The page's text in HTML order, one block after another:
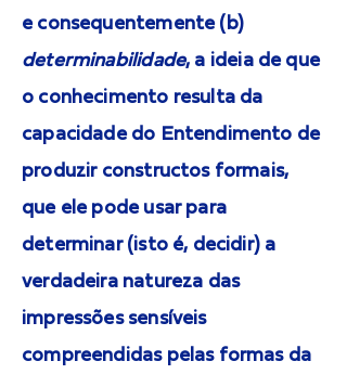
e consequentemente (b)
determinabilidade, a ideia de que
o conhecimento resulta da
capacidade do Entendimento de
produzir constructos formais,
que ele pode usar para
determinar (isto é, decidir) a
verdadeira natureza das
impressões sensíveis
compreendidas pelas formas da